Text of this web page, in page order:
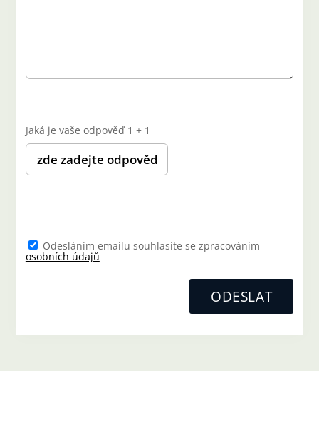
Jaká je vaše odpověď 1 +1
Odesláním emailu souhlasíte se zpracováním
osobních údajů